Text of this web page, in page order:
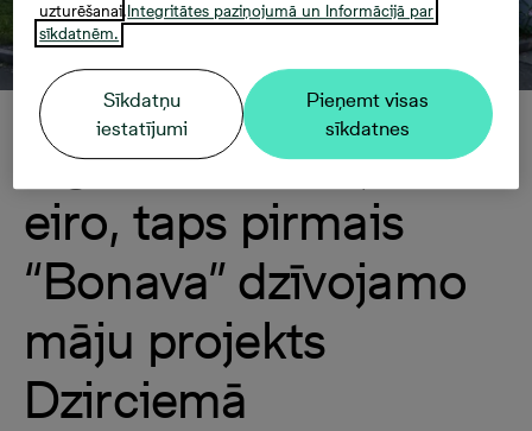
Ieguldot 11 miljonu
eiro, taps pirmais
“Bonava” dzīvojamo
māju projekts
Dzirciemā
uzturēšanai.Integritātes paziņojumā un Informācijā par
sīkdatnēm.
Sīkdatņu
iestatījumi
Pieņemt visas
sīkdatnes